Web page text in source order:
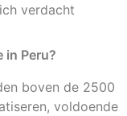
verdacht
in Peru?
boven de 2500
voldoende